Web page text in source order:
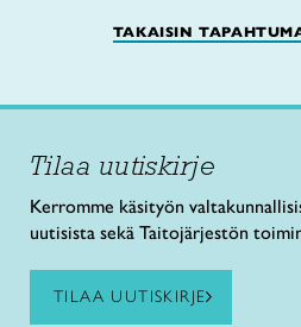
TAKAISIN
Tilaa uutiskirje
Kerromme käsityön
uutisista sekä Taitojärjestön
TILAA UUTISKIRJE